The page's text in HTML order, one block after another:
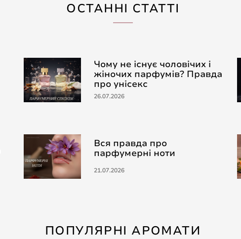
ОСТАННІ СТАТТІ
Чому не існує чоловічих і
жіночих парфумів? Правда
про унісекс
26.07.2026
Вся правда про
парфумерні ноти
21.07.2026
ПОПУЛЯРНІ АРОМАТИ